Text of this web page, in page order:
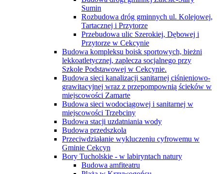
Sumin
Rozbudowa dróg gminnych ul. Kolejowej,
Tartacznej i Przytorze
Przebudowa ulic Szerokiej, Dębowej i
Przytorze w Cekcynie
Budowa kompleksu boisk sportowych, bieżni
lekkoatletycznej, zaplecza socjalnego przy
Szkole Podstawowej w Cekcynie.
Budowa sieci kanalizacji sanitarnej ciśnieniowo-
grawitacyjnej wraz z przepompownią ścieków w
miejscowości Zamarte
Budowa sieci wodociągowej i sanitarnej w
miejscowości Trzebciny
Budowa stacji uzdatniania wody
Budowa przedszkola
Przeciwdziałanie wykluczeniu cyfrowemu w
Gminie Cekcyn
Bory Tucholskie - w labiryntach natury
Budowa amfiteatru